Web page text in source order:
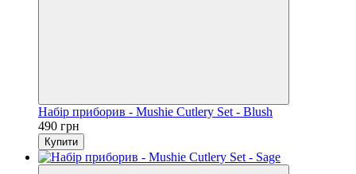
Набір приборив - Mushie Cutlery Set - Blush
490 грн
Купити